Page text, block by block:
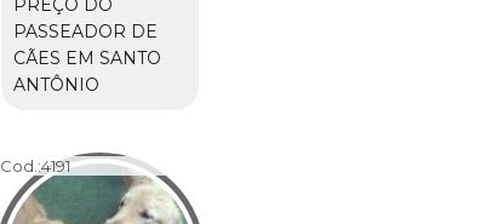
PASSEADOR DE
CÃES EM SANTO
ANTÔNIO
Cod.:4191